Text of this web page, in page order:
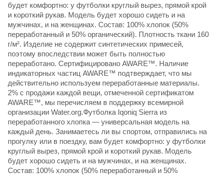
будет комфортно: у футболки круглый вырез, прямой крой
и короткий рукав. Модель будет хорошо сидеть и на
мужчинах, и на женщинах. Состав: 100% хлопок (50%
переработанный и 50% органический). Плотность ткани 160
г/м². Изделие не содержит синтетических примесей,
поэтому впоследствии может быть полностью
переработано. Сертифицировано AWARE™. Наличие
индикаторных частиц AWARE™ подтверждает, что мы
действительно используем переработанные материалы.
2% с продажи каждой вещи, отмеченной сертификатом
AWARE™, мы перечисляем в поддержку всемирной
организации Water.org.Футболка Iqoniq Sierra из
переработанного хлопка — универсальная модель на
каждый день. Занимаетесь ли вы спортом, отправились на
прогулку или в поездку, вам будет комфортно: у футболки
круглый вырез, прямой крой и короткий рукав. Модель
будет хорошо сидеть и на мужчинах, и на женщинах.
Состав: 100% хлопок (50% переработанный и 50%